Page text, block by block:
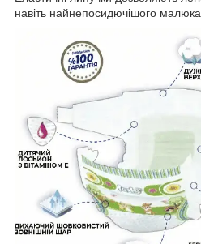
навіть найнепосидючішого малюка.